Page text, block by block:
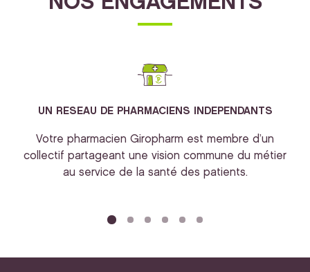
UN RESEAU DE PHARMACIENS INDEPENDANTS
Votre pharmacien Giropharm est membre d’un
collectif partageant une vision commune du métier
au service de la santé des patients.